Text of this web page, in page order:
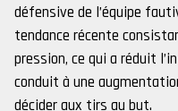
défensive de l’équipe
tendance récente
pression, ce qui a réduit
conduit à une
décider aux tirs au but.